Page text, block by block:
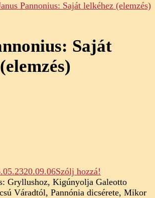
Pannonius: Saját lelkéhez (elemzés)
Saját
20.09.06Szólj hozzá!
Janus
Pannonius: